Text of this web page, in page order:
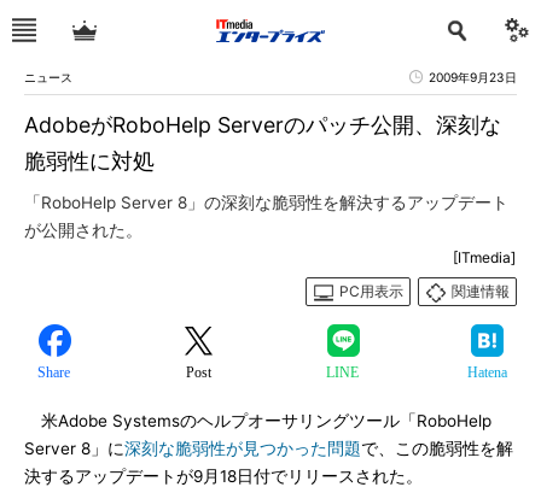
ニュース 2009年9月23日
AdobeがRoboHelp Serverのパッチ公開、深刻な
脆弱性に対処
「RoboHelp Server 8」の深刻な脆弱性を解決するアップデート
が公開された。
[ITmedia]
PC用表示
関連情報
Share Post LINE Hatena
米Adobe Systemsのヘルプオーサリングツール「RoboHelp
Server 8」に深刻な脆弱性が見つかった問題で、この脆弱性を解
決するアップデートが9月18日付でリリースされた。